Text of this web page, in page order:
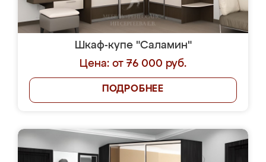
Шкаф-купе "Саламин"
Цена: от 76 000 руб.
ПОДРОБНЕЕ